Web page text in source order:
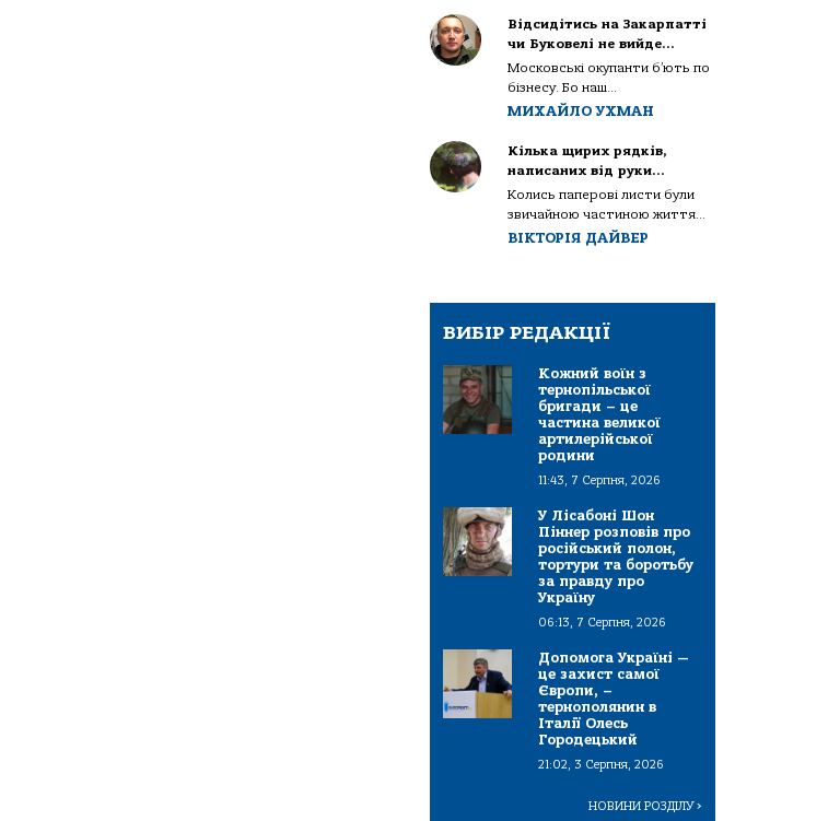
Відсидітись на Закарпатті
чи Буковелі не вийде…
Московські окупанти б’ють по
бізнесу. Бо наш...
МИХАЙЛО УХМАН
Кілька щирих рядків,
написаних від руки…
Колись паперові листи були
звичайною частиною життя...
ВІКТОРІЯ ДАЙВЕР
ВИБІР РЕДАКЦІЇ
Кожний воїн з
тернопільської
бригади – це
частина великої
артилерійської
родини
11:43, 7 Серпня, 2026
У Лісабоні Шон
Піннер розповів про
російський полон,
тортури та боротьбу
за правду про
Україну
06:13, 7 Серпня, 2026
Допомога Україні —
це захист самої
Європи, –
тернополянин в
Італії Олесь
Городецький
21:02, 3 Серпня, 2026
НОВИНИ РОЗДІЛУ>